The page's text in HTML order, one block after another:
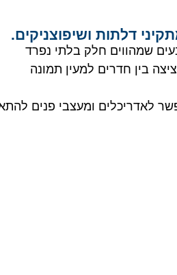
דלתות ושיפוצניקים.
שמהווים חלק בלתי נפרד
בין חדרים למעין תמונה
לאדריכלים ומעצבי פנים